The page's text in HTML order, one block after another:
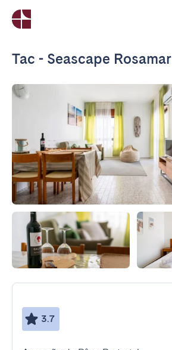
Tac - Seascape Rosamar
3.7